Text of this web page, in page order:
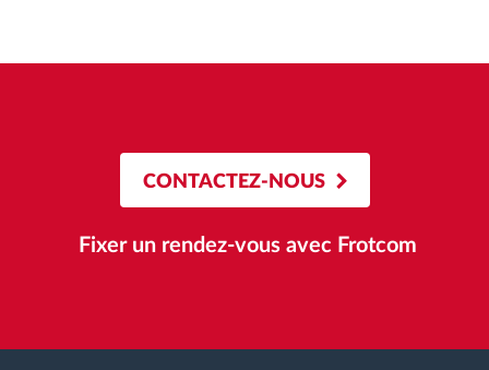
CONTACTEZ-NOUS
Fixer un rendez-vous avec Frotcom